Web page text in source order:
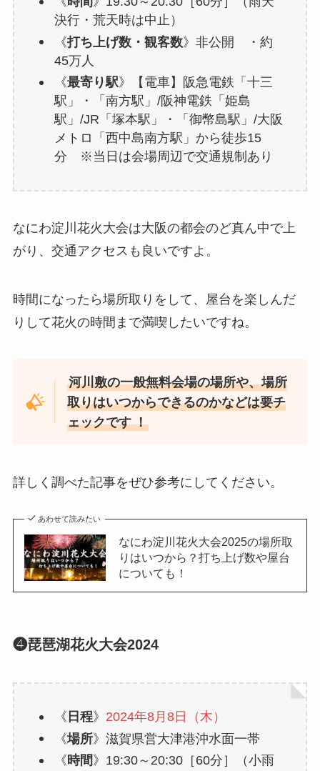
決行・荒天時は中止）
《打ち上げ数・観客数》非公開 ・約
45万人
《最寄り駅》【電車】阪急電鉄「十三
駅」・「南方駅」/阪神電鉄「姫島
駅」/JR「塚本駅」・「御幣島駅」/大阪
メトロ「西中島南方駅」から徒歩15
分 ※当日は会場周辺で交通規制あり
なにわ淀川花火大会は大阪の都会のど真ん中で上
がり、交通アクセスも良いですよ。
時間になったら場所取りをして、屋台を楽しんだ
りして花火の時間まで満喫したいですね。
河川敷の一般無料会場の場所や、場所
取りはいつからできるのかなどは要チ
ェックです ！
詳しく調べた記事をぜひ参考にしてください。
あわせて読みたい
なにわ淀川花火大会2025の場所取
りはいつから？打ち上げ数や屋台
についても！
❹琵琶湖花火大会2024
《 日程》 2024年8月8日（木）
《場所》滋賀県営大津港沖水面一帯
《時間 》19:30～20:30［60分］（小雨